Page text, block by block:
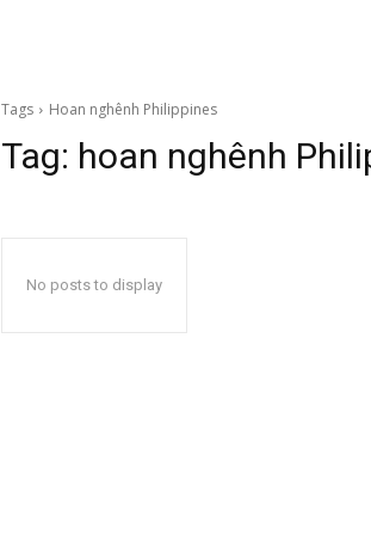
Tags Hoan nghênh Philippines
Tag: hoan nghênh
No posts to display